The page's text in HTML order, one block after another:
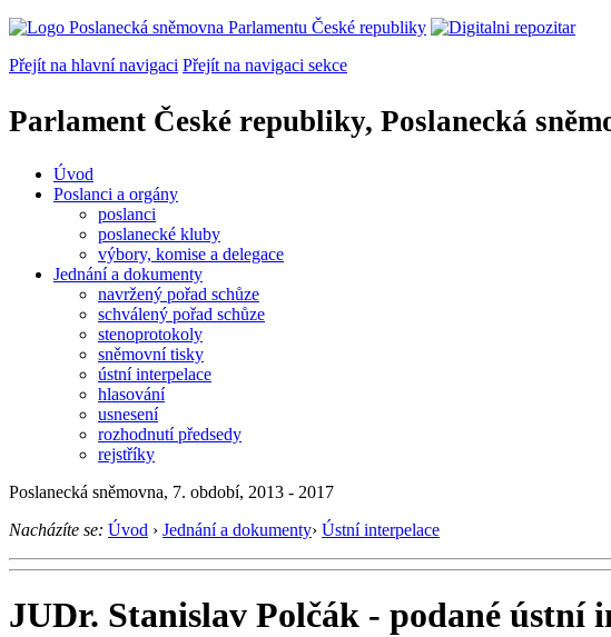
Přejít na hlavní navigaci Přejít na navigaci sekce
Parlament České republiky, Poslanecká
Úvod
Poslanci a orgány
poslanci
poslanecké kluby
výbory, komise a delegace
Jednání a dokumenty
navržený pořad schůze
schválený pořad schůze
stenoprotokoly
sněmovní tisky
ústní interpelace
hlasování
usnesení
rozhodnutí předsedy
rejstříky
Poslanecká sněmovna, 7. období, 2013 - 2017
Nacházíte se: Úvod › Jednání a dokumenty› Ústní interpelace
JUDr. Stanislav Polčák - podané ústní